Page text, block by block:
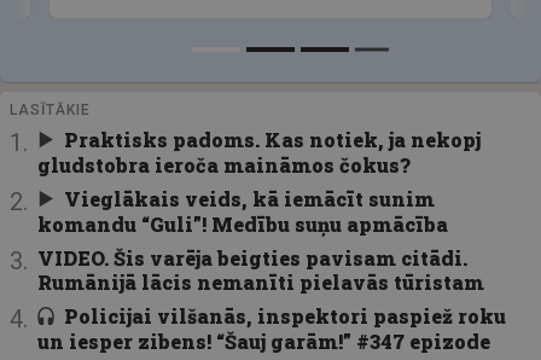
LASĪTĀKIE
Praktisks padoms. Kas notiek, ja nekopj
gludstobra ieroča maināmos čokus?
Vieglākais veids, kā iemācīt sunim
komandu “Guli”! Medību suņu apmācība
VIDEO. Šis varēja beigties pavisam citādi.
Rumānijā lācis nemanīti pielavās tūristam
Policijai vilšanās, inspektori paspiež roku
un iesper zibens! “Šauj garām!” #347 epizode